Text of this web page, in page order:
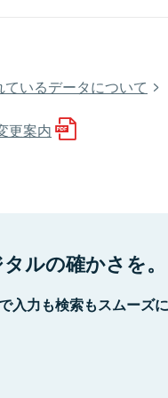
いるデータについて
更案内
ルの確かさを。
入力も検索もスムーズ